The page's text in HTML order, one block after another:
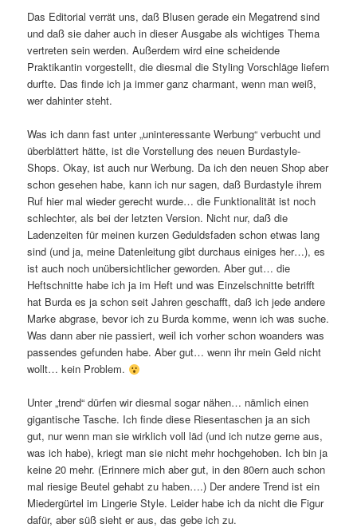
Das Editorial verrät uns, daß Blusen gerade ein Megatrend sind
und daß sie daher auch in dieser Ausgabe als wichtiges Thema
vertreten sein werden. Außerdem wird eine scheidende
Praktikantin vorgestellt, die diesmal die Styling Vorschläge liefern
durfte. Das finde ich ja immer ganz charmant, wenn man weiß,
wer dahinter steht.
Was ich dann fast unter „uninteressante Werbung“ verbucht und
überblättert hätte, ist die Vorstellung des neuen Burdastyle-
Shops. Okay, ist auch nur Werbung. Da ich den neuen Shop aber
schon gesehen habe, kann ich nur sagen, daß Burdastyle ihrem
Ruf hier mal wieder gerecht wurde… die Funktionalität ist noch
schlechter, als bei der letzten Version. Nicht nur, daß die
Ladenzeiten für meinen kurzen Geduldsfaden schon etwas lang
sind (und ja, meine Datenleitung gibt durchaus einiges her…), es
ist auch noch unübersichtlicher geworden. Aber gut… die
Heftschnitte habe ich ja im Heft und was Einzelschnitte betrifft
hat Burda es ja schon seit Jahren geschafft, daß ich jede andere
Marke abgrase, bevor ich zu Burda komme, wenn ich was suche.
Was dann aber nie passiert, weil ich vorher schon woanders was
passendes gefunden habe. Aber gut… wenn ihr mein Geld nicht
wollt… kein Problem.
Unter „trend“ dürfen wir diesmal sogar nähen… nämlich einen
gigantische Tasche. Ich finde diese Riesentaschen ja an sich
gut, nur wenn man sie wirklich voll läd (und ich nutze gerne aus,
was ich habe), kriegt man sie nicht mehr hochgehoben. Ich bin ja
keine 20 mehr. (Erinnere mich aber gut, in den 80ern auch schon
mal riesige Beutel gehabt zu haben….) Der andere Trend ist ein
Miedergürtel im Lingerie Style. Leider habe ich da nicht die Figur
dafür, aber süß sieht er aus, das gebe ich zu.